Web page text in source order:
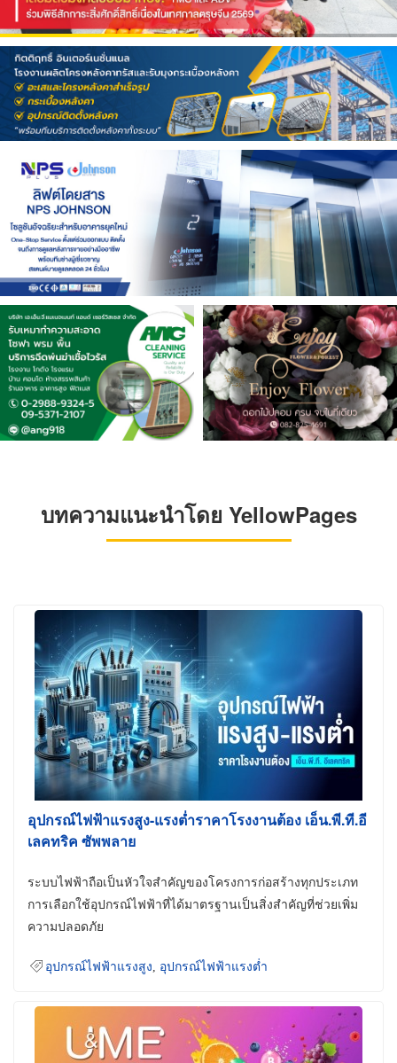
บทความแนะนำโดย YellowPages
อุปกรณ์ไฟฟ้าแรงสูง-แรงต่ำราคาโรงงานต้อง เอ็น.พี.ที.อี
เลคทริค ซัพพลาย
ระบบไฟฟ้าถือเป็นหัวใจสำคัญของโครงการก่อสร้างทุกประเภท
การเลือกใช้อุปกรณ์ไฟฟ้าที่ได้มาตรฐานเป็นสิ่งสำคัญที่ช่วยเพิ่ม
ความปลอดภัย
อุปกรณ์ไฟฟ้าแรงสูง อุปกรณ์ไฟฟ้าแรงต่ำ